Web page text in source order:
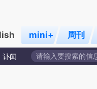
mini+ 周刊
讣闻